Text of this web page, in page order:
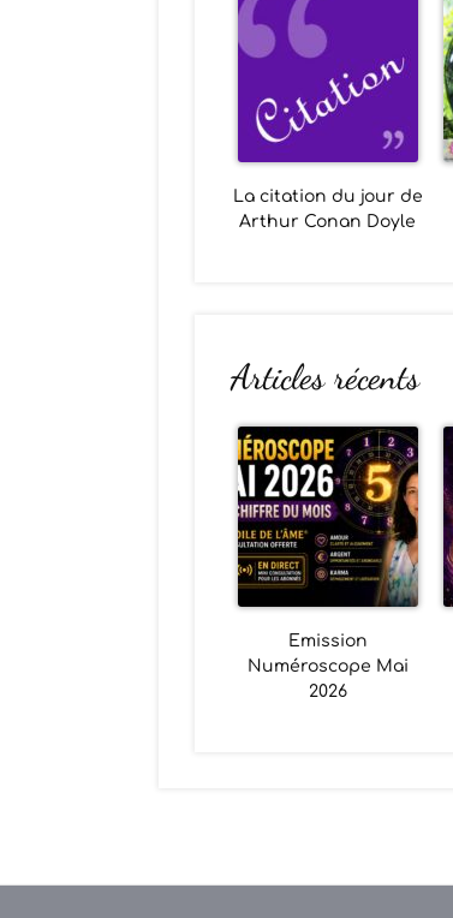
La citation du jour de
Arthur Conan Doyle
Articles récents
Emission
Numéroscope Mai
2026